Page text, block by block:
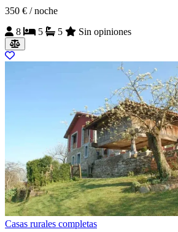
350 € / noche
8
5 5 Sin opiniones
Casas rurales completas